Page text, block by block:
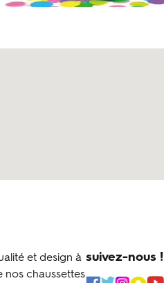
et design à
nos chaussettes
suivez-nous !